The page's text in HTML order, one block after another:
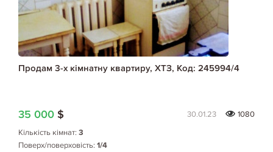
Продам 3-х кімнатну квартиру, ХТЗ, Код: 245994/4
35 000 $ 30.01.23
1080
Кількість кімнат: 3
Поверх/поверховість: 1/4